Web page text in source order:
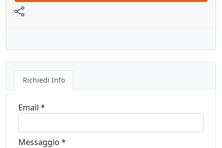
Richiedi Info
Email *
Messaggio *